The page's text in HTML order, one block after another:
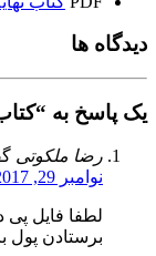
دیدگاه ها
یک پاسخ به
رضا ملکوتی
نوامبر 29, 2017 در 7:56 ق.ظ
لطفا فایل پی
برستادن پول